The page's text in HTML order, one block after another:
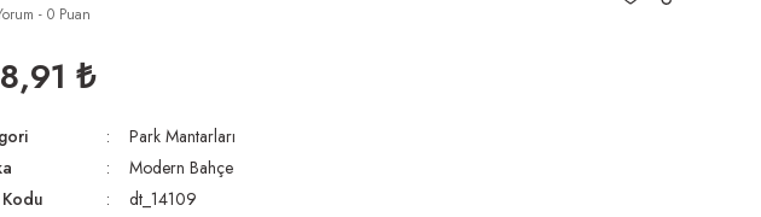
- 0 Puan
₺
Park Mantarları
Modern Bahçe
dt_14109